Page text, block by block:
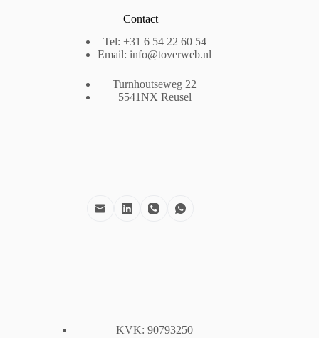
Contact
Tel: +31 6 54 22 60 54
Email: info@toverweb.nl
Turnhoutseweg 22
5541NX Reusel
KVK:90793250